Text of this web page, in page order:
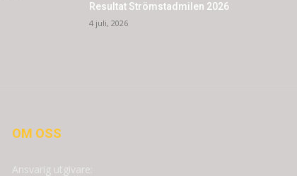
Resultat Strömstadmilen 2026
4 juli, 2026
OM OSS
Ansvarig utgivare: